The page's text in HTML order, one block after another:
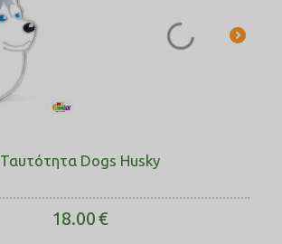
Ταυτότητα Dogs Husky
18.00€